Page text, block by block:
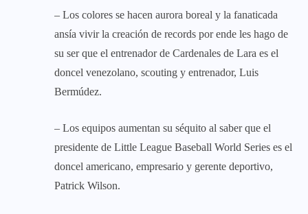
– Los colores se hacen aurora boreal y la fanaticada
ansía vivir la creación de records por ende les hago de
su ser que el entrenador de Cardenales de Lara es el
doncel venezolano, scouting y entrenador, Luis
Bermúdez.
– Los equipos aumentan su séquito al saber que el
presidente de Little League Baseball World Series es el
doncel americano, empresario y gerente deportivo,
Patrick Wilson.